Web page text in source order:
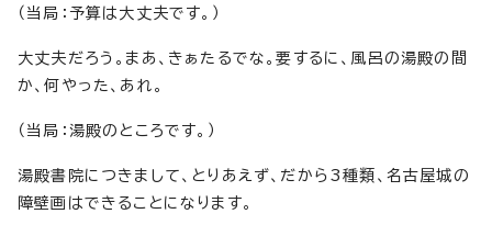
（当局：予算は大丈夫です。）
大丈夫だろう。まあ、きぁたるでな。要するに、風呂の湯殿の間
か、何やった、あれ。
（当局：湯殿のところです。）
湯殿書院につきまして、とりあえず、だから3種類、名古屋城の
障壁画はできることになります。